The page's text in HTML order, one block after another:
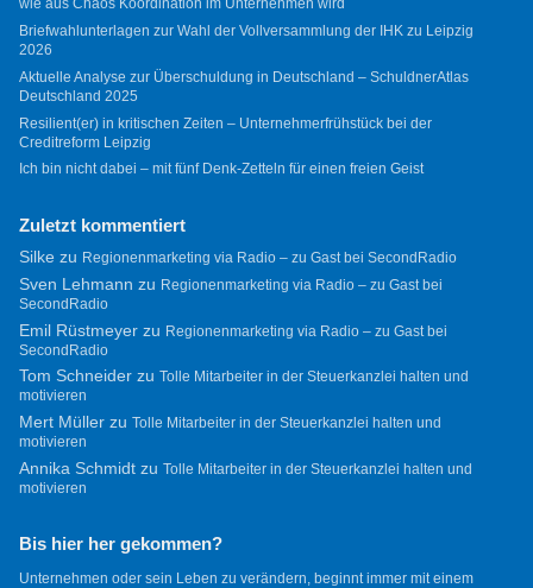
wie aus Chaos Koordination im Unternehmen wird
Briefwahlunterlagen zur Wahl der Vollversammlung der IHK zu Leipzig
2026
Aktuelle Analyse zur Überschuldung in Deutschland – SchuldnerAtlas
Deutschland 2025
Resilient(er) in kritischen Zeiten – Unternehmerfrühstück bei der
Creditreform Leipzig
Ich bin nicht dabei – mit fünf Denk-Zetteln für einen freien Geist
Zuletzt kommentiert
Silkezu Regionenmarketing via Radio – zu Gast bei SecondRadio
Sven Lehmann zu Regionenmarketing via Radio – zu Gast bei
SecondRadio
Emil Rüstmeyerzu Regionenmarketing via Radio – zu Gast bei
SecondRadio
Tom Schneiderzu Tolle Mitarbeiter in der Steuerkanzlei halten und
motivieren
Mert Müllerzu Tolle Mitarbeiter in der Steuerkanzlei halten und
motivieren
Annika Schmidtzu Tolle Mitarbeiter in der Steuerkanzlei halten und
motivieren
Bis hier her gekommen?
Unternehmen oder sein Leben zu verändern, beginnt immer mit einem